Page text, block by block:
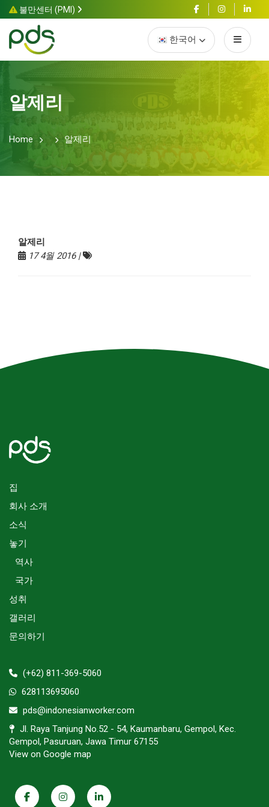
불만센터 (PMI)
한국어
알제리
Home 알제리
알제리
17 4월 2016 |
집
회사 소개
소식
놓기
역사
국가
성취
갤러리
문의하기
(+62) 811-369-5060
628113695060
pds@indonesianworker.com
Jl. Raya Tanjung No.52 - 54, Kaumanbaru, Gempol, Kec.
Gempol, Pasuruan, Jawa Timur 67155
View on Google map